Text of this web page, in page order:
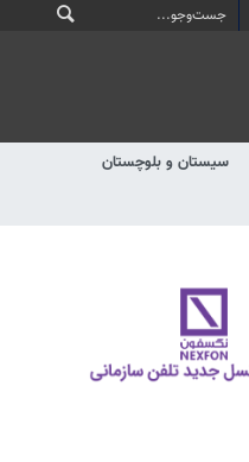
سیستان و بلوچستان